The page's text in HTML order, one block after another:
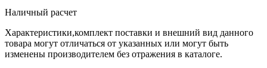
Наличный расчет
Характеристики,комплект поставки и внешний вид данного
товара могут отличаться от указанных или могут быть
изменены производителем без отражения в каталоге.